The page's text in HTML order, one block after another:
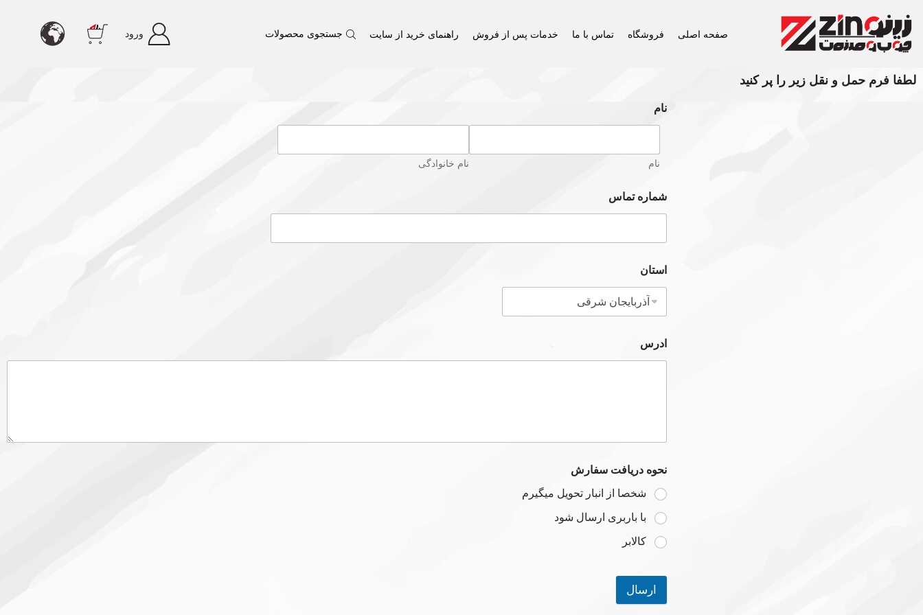
صفحه اصلی فروشگاه تماس با ما خدمات پس از فروش راهنمای خرید از سایت جستجوی محصولات ورود
لطفا فرم حمل و نقل زیر را پر کنید
نام
نام نام خانوادگی
شماره تماس
استان
ادرس
نحوه دریافت سفارش
شخصا از انبار تحویل میگیرم
با باربری ارسال شود
کالابر
ارسال